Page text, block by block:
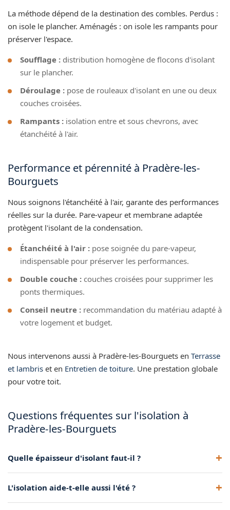
La méthode dépend de la destination des combles. Perdus :
on isole le plancher. Aménagés : on isole les rampants pour
préserver l'espace.
Soufflage : distribution homogène de flocons d'isolant
sur le plancher.
Déroulage : pose de rouleaux d'isolant en une ou deux
couches croisées.
Rampants : isolation entre et sous chevrons, avec
étanchéité à l'air.
Performance et pérennité à Pradère-les-
Bourguets
Nous soignons l'étanchéité à l'air, garante des performances
réelles sur la durée. Pare-vapeur et membrane adaptée
protègent l'isolant de la condensation.
Étanchéité à l'air : pose soignée du pare-vapeur,
indispensable pour préserver les performances.
Double couche : couches croisées pour supprimer les
ponts thermiques.
Conseil neutre : recommandation du matériau adapté à
votre logement et budget.
Nous intervenons aussi à Pradère-les-Bourguets en Terrasse
et lambris et en Entretien de toiture. Une prestation globale
pour votre toit.
Questions fréquentes sur l'isolation à
Pradère-les-Bourguets
Quelle épaisseur d'isolant faut-il ?
les rampants, afin d'atteindre les performances
recommandées.
L'isolation aide-t-elle aussi l'été ?